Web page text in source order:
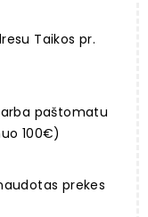
Taikos pr.
paštomatu
100€)
prekes